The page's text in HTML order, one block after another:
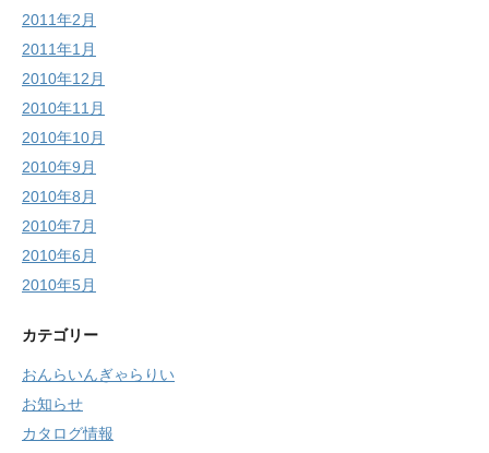
2011年2月
2011年1月
2010年12月
2010年11月
2010年10月
2010年9月
2010年8月
2010年7月
2010年6月
2010年5月
カテゴリー
おんらいんぎゃらりい
お知らせ
カタログ情報